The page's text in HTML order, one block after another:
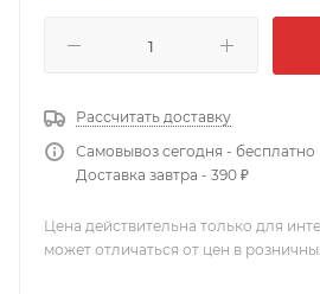
Рассчитать доставку
Самовывоз сегодня - бесплатно
Доставка завтра - 390 ₽
Цена действительна только для
может отличаться от цен в